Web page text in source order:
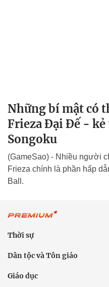
Những bí mật có
Frieza Đại Đế -
Songoku
(GameSao) - Nhiều người
Frieza chính là phần hấp
Ball.
Thời sự
Dân tộc và Tôn giáo
Giáo dục